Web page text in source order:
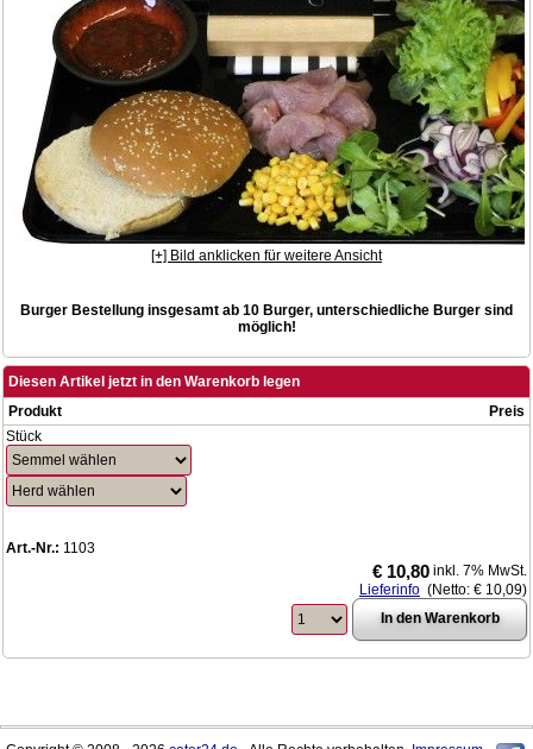
[+] Bild anklicken für weitere Ansicht
Burger Bestellung insgesamt ab 10 Burger, unterschiedliche Burger sind
möglich!
Diesen Artikel jetzt in den Warenkorb legen
Produkt
Preis
Stück
Art.-Nr.: 1103
€ 10,80 inkl. 7% MwSt.
Lieferinfo (Netto: € 10,09)